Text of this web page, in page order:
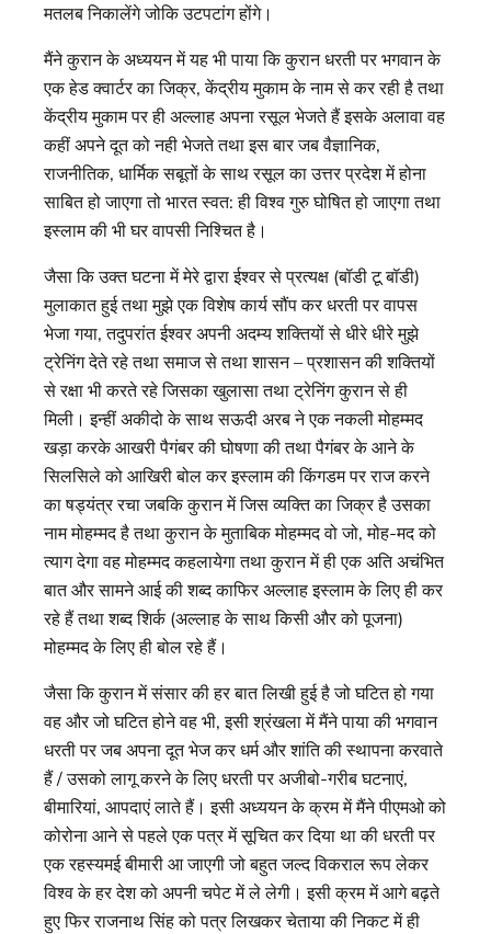
मतलब निकालेंगे जोकि उटपटांग होंगे।
मैंने कुरान के अध्ययन में यह भी पाया कि कुरान धरती पर भगवान के
एक हेड क्वार्टर का जिक्र, केंद्रीय मुकाम के नाम से कर रही है तथा
केंद्रीय मुकाम पर ही अल्लाह अपना रसूल भेजते हैं इसके अलावा वह
कहीं अपने दूत को नही भेजते तथा इस बार जब वैज्ञानिक,
राजनीतिक, धार्मिक सबूतों के साथ रसूल का उत्तर प्रदेश में होना
साबित हो जाएगा तो भारत स्वत: ही विश्व गुरु घोषित हो जाएगा तथा
इस्लाम की भी घर वापसी निश्चित है।
जैसा कि उक्त घटना में मेरे द्वारा ईश्वर से प्रत्यक्ष (बॉडी टू बॉडी)
मुलाकात हुई तथा मुझे एक विशेष कार्य सौंप कर धरती पर वापस
भेजा गया, तदुपरांत ईश्वर अपनी अदम्य शक्तियों से धीरे धीरे मुझे
ट्रेनिंग देते रहे तथा समाज से तथा शासन – प्रशासन की शक्तियों
से रक्षा भी करते रहे जिसका खुलासा तथा ट्रेनिंग कुरान से ही
मिली। इन्हीं अकीदो के साथ सऊदी अरब ने एक नकली मोहम्मद
खड़ा करके आखरी पैगंबर की घोषणा की तथा पैगंबर के आने के
सिलसिले को आखिरी बोल कर इस्लाम की किंगडम पर राज करने
का षड्यंत्र रचा जबकि कुरान में जिस व्यक्ति का जिक्र है उसका
नाम मोहम्मद है तथा कुरान के मुताबिक मोहम्मद वो जो, मोह-मद को
त्याग देगा वह मोहम्मद कहलायेगा तथा कुरान में ही एक अति अचंभित
बात और सामने आई की शब्द काफिर अल्लाह इस्लाम के लिए ही कर
रहे हैं तथा शब्द शिर्क (अल्लाह के साथ किसी और को पूजना)
मोहम्मद के लिए ही बोल रहे हैं।
जैसा कि कुरान में संसार की हर बात लिखी हुई है जो घटित हो गया
वह और जो घटित होने वह भी, इसी श्रंखला में मैंने पाया की भगवान
धरती पर जब अपना दूत भेज कर धर्म और शांति की स्थापना करवाते
हैं / उसको लागू करने के लिए धरती पर अजीबो-गरीब घटनाएं,
बीमारियां, आपदाएं लाते हैं। इसी अध्ययन के क्रम में मैंने पीएमओ को
कोरोना आने से पहले एक पत्र में सूचित कर दिया था की धरती पर
एक रहस्यमई बीमारी आ जाएगी जो बहुत जल्द विकराल रूप लेकर
विश्व के हर देश को अपनी चपेट में ले लेगी। इसी क्रम में आगे बढ़ते
हुए फिर राजनाथ सिंह को पत्र लिखकर चेताया की निकट में ही